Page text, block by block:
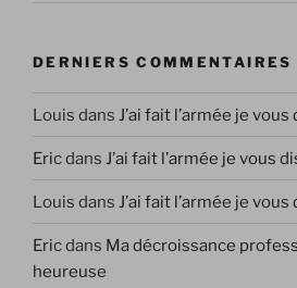
DERNIERS COMMENTAIRES
Louis dans J’ai fait l’armée je vous
Ericdans J’ai fait l’armée je vous
Louis dans J’ai fait l’armée je vous
Ericdans Ma décroissance
heureuse